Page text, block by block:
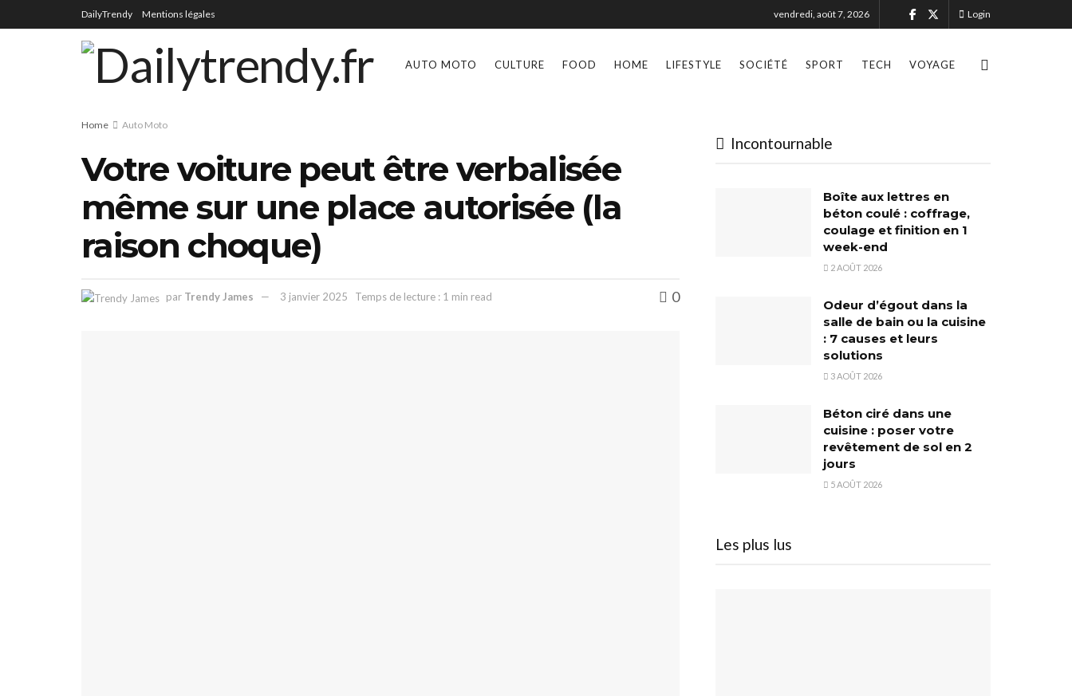
DailyTrendy Mentions légales vendredi, août 7, 2026 Login
AUTO MOTO CULTURE FOOD HOME LIFESTYLE SOCIÉTÉ SPORT TECH VOYAGE
Home Auto Moto
Votre voiture peut être verbalisée
même sur une place autorisée (la
raison choque)
par Trendy James 3 janvier 2025 Temps de lecture : 1 min read 0
Incontournable
Boîte aux lettres en
béton coulé : coffrage,
coulage et finition en 1
week-end
2 AOÛT 2026
Odeur d’égout dans la
salle de bain ou la cuisine
: 7 causes et leurs
solutions
3 AOÛT 2026
Béton ciré dans une
cuisine : poser votre
revêtement de sol en 2
jours
5 AOÛT 2026
Les plus lus